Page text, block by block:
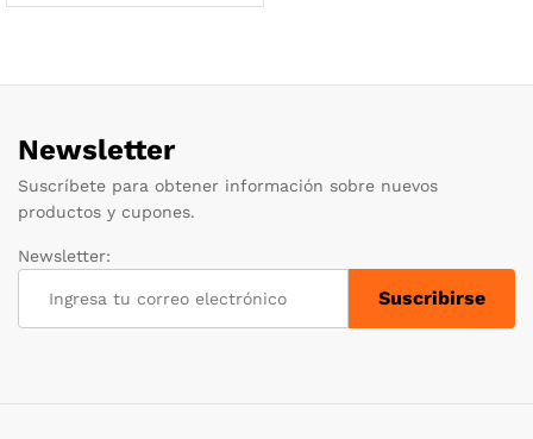
Newsletter
Suscríbete para obtener información sobre nuevos
productos y cupones.
Newsletter: